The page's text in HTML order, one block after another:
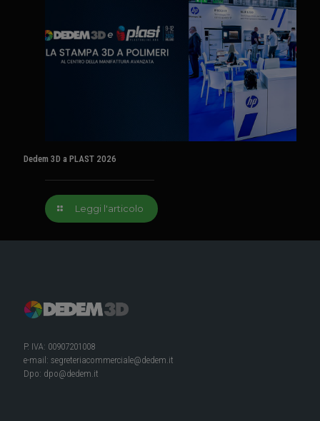
Dedem 3D a PLAST 2026
Leggi l'articolo
P. IVA: 00907201008
e-mail: segreteriacommerciale@dedem.it
Dpo: dpo@dedem.it